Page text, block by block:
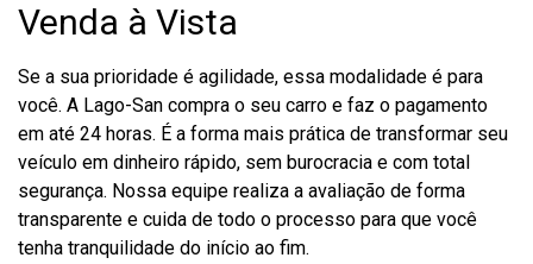
Venda à Vista
Se a sua prioridade é agilidade, essa modalidade é para
você. A Lago-San compra o seu carro e faz o pagamento
em até 24 horas. É a forma mais prática de transformar seu
veículo em dinheiro rápido, sem burocracia e com total
segurança. Nossa equipe realiza a avaliação de forma
transparente e cuida de todo o processo para que você
tenha tranquilidade do início ao fim.